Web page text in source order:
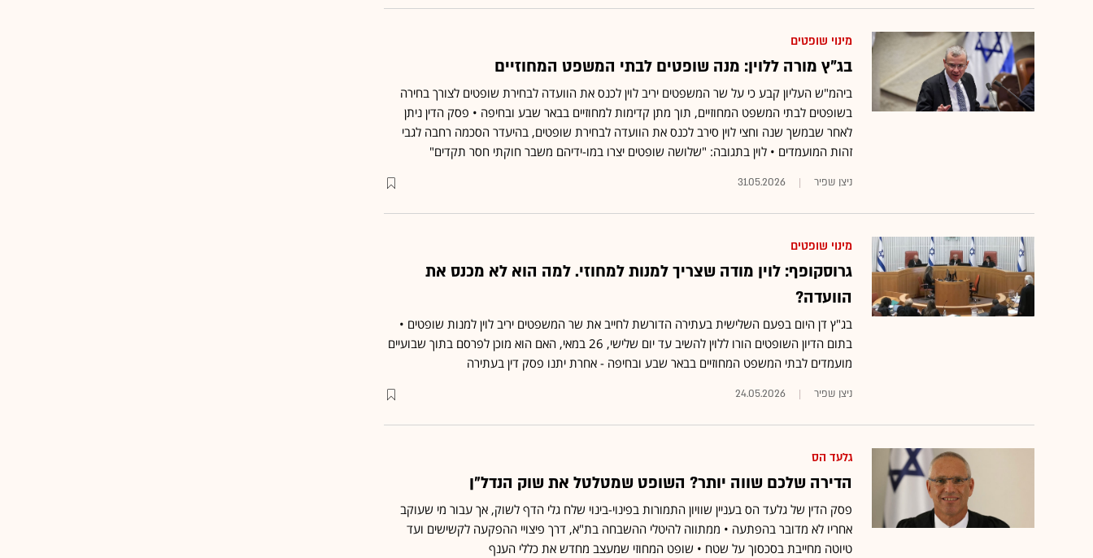
מינוי שופטים
בג"ץ מורה ללוין: מנה שופטים לבתי המשפט המחוזיים
ביהמ"ש העליון קבע כי על שר המשפטים יריב לוין לכנס את הוועדה לבחירת שופטים לצורך בחירה
בשופטים לבתי המשפט המחוזיים, תוך מתן קדימות למחוזיים בבאר שבע ובחיפה • פסק הדין ניתן
לאחר שבמשך שנה וחצי לוין סירב לכנס את הוועדה לבחירת שופטים, בהיעדר הסכמה רחבה לגבי
זהות המועמדים • לוין בתגובה: "שלושה שופטים יצרו במו-ידיהם משבר חוקתי חסר תקדים"
ניצן שפיר 31.05.2026
מינוי שופטים
גרוסקופף: לוין מודה שצריך למנות למחוזי. למה הוא לא מכנס את
הוועדה?
בג"ץ דן היום בפעם השלישית בעתירה הדורשת לחייב את שר המשפטים יריב לוין למנות שופטים •
בתום הדיון השופטים הורו ללוין להשיב עד יום שלישי, 26 במאי, האם הוא מוכן לפרסם בתוך שבועיים
מועמדים לבתי המשפט המחוזיים בבאר שבע ובחיפה - אחרת יתנו פסק דין בעתירה
ניצן שפיר 24.05.2026
גלעד הס
הדירה שלכם שווה יותר? השופט שמטלטל את שוק הנדל״ן
פסק הדין של גלעד הס בעניין שוויון התמורות בפינוי-בינוי שלח גלי הדף לשוק, אך עבור מי שעוקב
אחריו לא מדובר בהפתעה • ממתווה להיטלי ההשבחה בת"א, דרך פיצויי ההפקעה לקשישים ועד
טיוטה מחייבת בסכסוך על שטח • שופט המחוזי שמעצב מחדש את כללי הענף